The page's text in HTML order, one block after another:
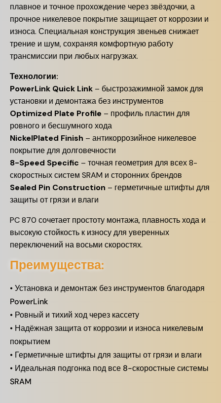
плавное и точное прохождение через звёздочки, а
прочное никелевое покрытие защищает от коррозии и
износа. Специальная конструкция звеньев снижает
трение и шум, сохраняя комфортную работу
трансмиссии при любых нагрузках.
Технологии:
PowerLink Quick Link – быстрозажимной замок для
установки и демонтажа без инструментов
Optimized Plate Profile – профиль пластин для
ровного и бесшумного хода
NickelPlated Finish – антикоррозийное никелевое
покрытие для долговечности
8-Speed Specific – точная геометрия для всех 8-
скоростных систем SRAM и сторонних брендов
Sealed Pin Construction – герметичные штифты для
защиты от грязи и влаги
PC 870 сочетает простоту монтажа, плавность хода и
высокую стойкость к износу для уверенных
переключений на восьми скоростях.
Преимущества:
• Установка и демонтаж без инструментов благодаря
PowerLink
• Ровный и тихий ход через кассету
• Надёжная защита от коррозии и износа никелевым
покрытием
• Герметичные штифты для защиты от грязи и влаги
• Идеальная подгонка под все 8-скоростные системы
SRAM